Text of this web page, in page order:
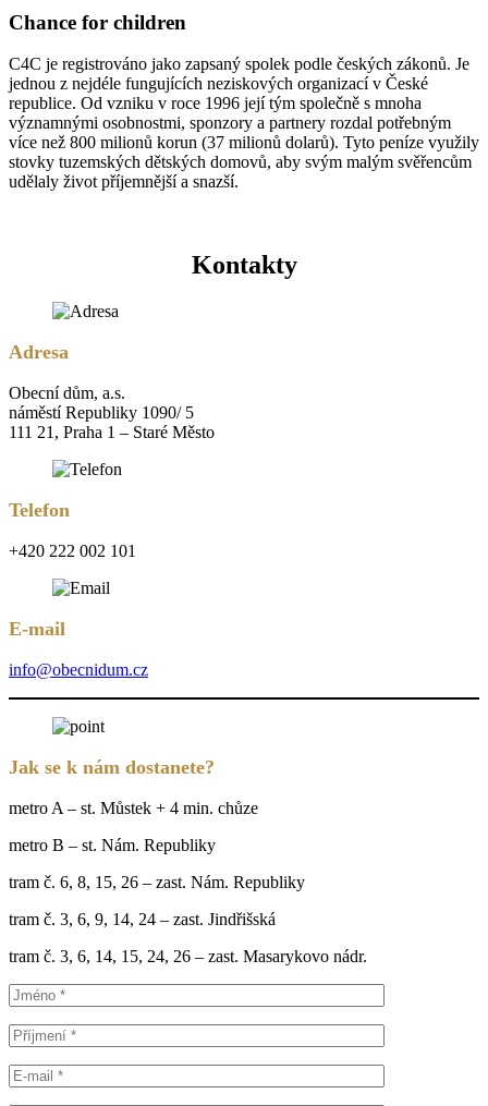
Chance for children
C4C je registrováno jako zapsaný spolek podle českých zákonů. Je
jednou z nejdéle fungujících neziskových organizací v České
republice. Od vzniku v roce 1996 její tým společně s mnoha
významnými osobnostmi, sponzory a partnery rozdal potřebným
více než 800 milionů korun (37 milionů dolarů). Tyto peníze využily
stovky tuzemských dětských domovů, aby svým malým svěřencům
udělaly život příjemnější a snazší.
Kontakty
Adresa
Obecní dům, a.s.
náměstí Republiky 1090/ 5
111 21, Praha 1 – Staré Město
Telefon
+420 222 002 101
E-mail
info@obecnidum.cz
Jak se k nám dostanete?
metro A – st. Můstek + 4 min. chůze
metro B – st. Nám. Republiky
tram č. 6, 8, 15, 26 – zast. Nám. Republiky
tram č. 3, 6, 9, 14, 24 – zast. Jindřišská
tram č. 3, 6, 14, 15, 24, 26 – zast. Masarykovo nádr.